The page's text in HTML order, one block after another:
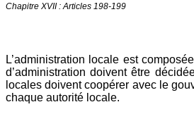
Chapitre XVII : Articles 198-199
L’administration locale est
d’administration doivent être
locales doivent coopérer avec le
chaque autorité locale.